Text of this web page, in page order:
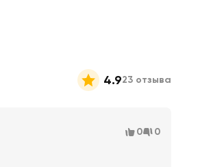
4.923 отзыва
0 0